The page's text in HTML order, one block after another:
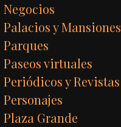
Negocios
Palacios y Mansiones
Parques
Paseos virtuales
Periódicos y Revistas
Personajes
Plaza Grande